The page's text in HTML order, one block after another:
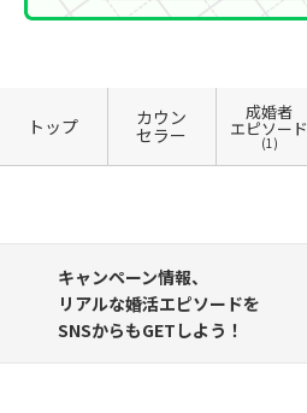
トップ カウン
セラー
成婚者
エピソード
(1)
キャンペーン情報、
リアルな婚活エピソードを
SNSからもGETしよう！